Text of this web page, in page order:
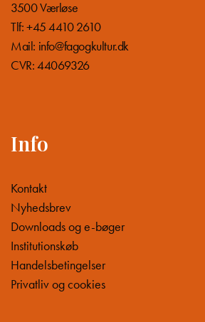
3500 Værløse
Tlf: +45 4410 2610
Mail: info@fagogkultur.dk
CVR: 44069326
Info
Kontakt
Nyhedsbrev
Downloads og e-bøger
Institutionskøb
Handelsbetingelser
Privatliv og cookies